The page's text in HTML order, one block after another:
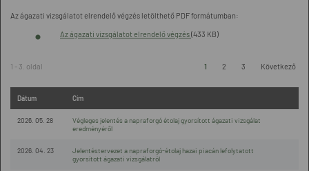
Az ágazati vizsgálatot elrendelő végzés letölthető PDF formátumban:
Az ágazati vizsgálatot elrendelő végzés(433 KB)
1 - 3. oldal 1 2 3 Következő
Dátum Cím
2026. 05. 28
Végleges jelentés a napraforgó étolaj gyorsított ágazati vizsgálat
eredményéről
2026. 04. 23
Jelentéstervezet a napraforgó-étolaj hazai piacán lefolytatott
gyorsított ágazati vizsgálatról